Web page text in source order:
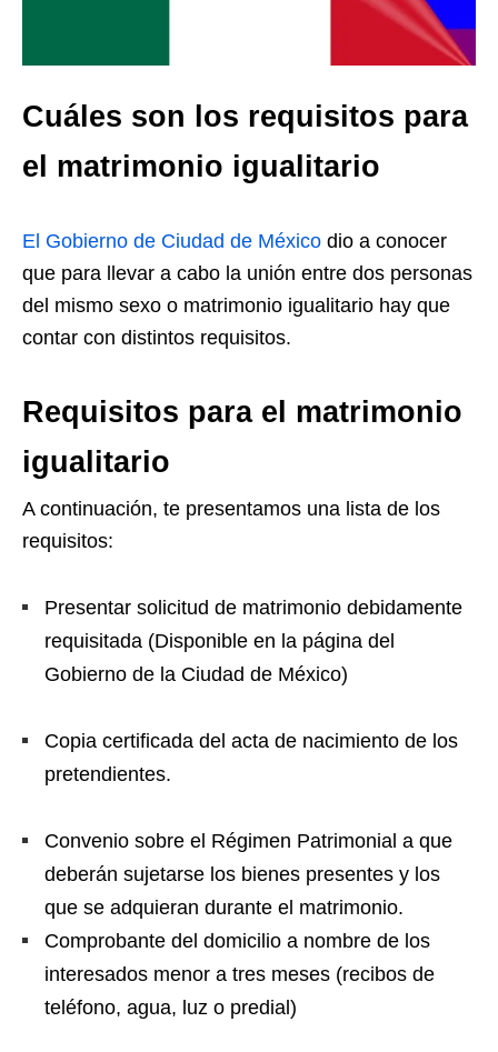
Cuáles son los requisitos para
el matrimonio igualitario
El Gobierno de Ciudad de México dio a conocer
que para llevar a cabo la unión entre dos personas
del mismo sexo o matrimonio igualitario hay que
contar con distintos requisitos.
Requisitos para el matrimonio
igualitario
A continuación, te presentamos una lista de los
requisitos:
Presentar solicitud de matrimonio debidamente
requisitada (Disponible en la página del
Gobierno de la Ciudad de México)
Copia certificada del acta de nacimiento de los
pretendientes.
Convenio sobre el Régimen Patrimonial a que
deberán sujetarse los bienes presentes y los
que se adquieran durante el matrimonio.
Comprobante del domicilio a nombre de los
interesados menor a tres meses (recibos de
teléfono, agua, luz o predial)